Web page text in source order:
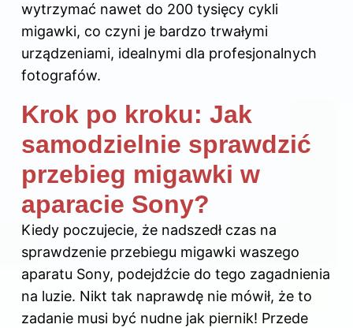
wytrzymać nawet do 200 tysięcy cykli
migawki, co czyni je bardzo trwałymi
urządzeniami, idealnymi dla profesjonalnych
fotografów.
Krok po kroku: Jak
samodzielnie sprawdzić
przebieg migawki w
aparacie Sony?
Kiedy poczujecie, że nadszedł czas na
sprawdzenie przebiegu migawki waszego
aparatu Sony, podejdźcie do tego zagadnienia
na luzie. Nikt tak naprawdę nie mówił, że to
zadanie musi być nudne jak piernik! Przede